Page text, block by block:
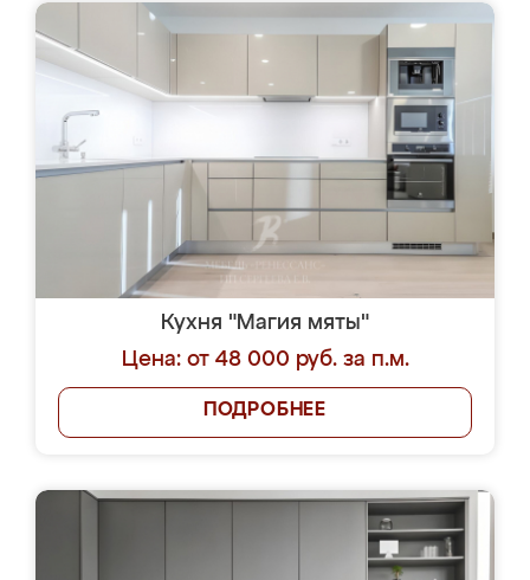
Кухня "Магия мяты"
Цена: от 48 000 руб. за п.м.
ПОДРОБНЕЕ